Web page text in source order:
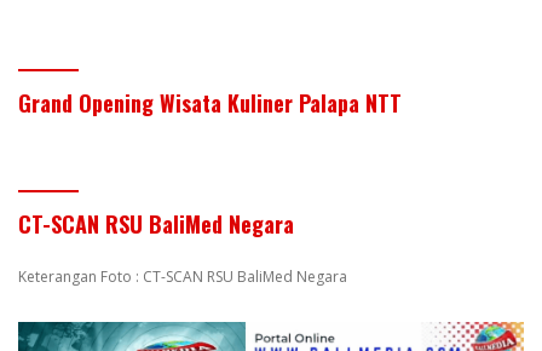
Grand Opening Wisata Kuliner Palapa NTT
CT-SCAN RSU BaliMed Negara
Keterangan Foto : CT-SCAN RSU BaliMed Negara